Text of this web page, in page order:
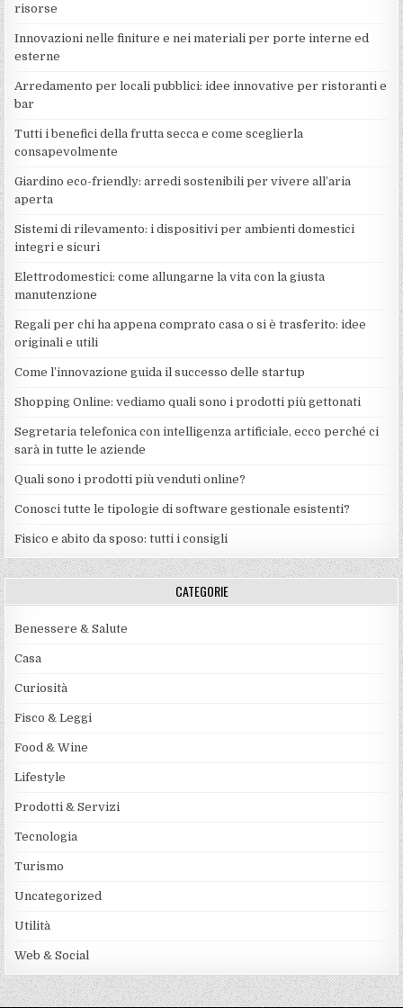
risorse
Innovazioni nelle finiture e nei materiali per porte interne ed
esterne
Arredamento per locali pubblici: idee innovative per ristoranti e
bar
Tutti i benefici della frutta secca e come sceglierla
consapevolmente
Giardino eco-friendly: arredi sostenibili per vivere all’aria
aperta
Sistemi di rilevamento: i dispositivi per ambienti domestici
integri e sicuri
Elettrodomestici: come allungarne la vita con la giusta
manutenzione
Regali per chi ha appena comprato casa o si è trasferito: idee
originali e utili
Come l’innovazione guida il successo delle startup
Shopping Online: vediamo quali sono i prodotti più gettonati
Segretaria telefonica con intelligenza artificiale, ecco perché ci
sarà in tutte le aziende
Quali sono i prodotti più venduti online?
Conosci tutte le tipologie di software gestionale esistenti?
Fisico e abito da sposo: tutti i consigli
CATEGORIE
Benessere & Salute
Casa
Curiosità
Fisco & Leggi
Food & Wine
Lifestyle
Prodotti & Servizi
Tecnologia
Turismo
Uncategorized
Utilità
Web & Social